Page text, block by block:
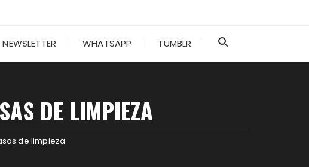
NEWSLETTER WHATSAPP TUMBLR
DE LIMPIEZA
de limpieza